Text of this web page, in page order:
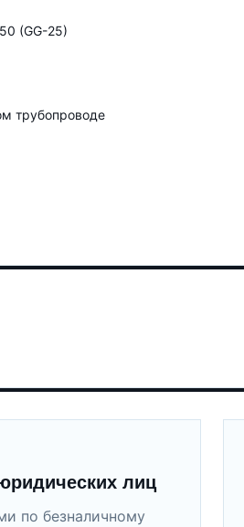
(GG-25)
трубопроводе
лиц
по безналичному